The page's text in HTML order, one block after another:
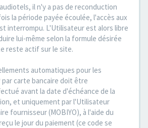
il n'y a pas de reconduction
la période payée écoulée, l'accès aux
interrompu. L'Utilisateur est alors libre
lui-même selon la formule désirée
reste actif sur le site.
automatiques pour les
par carte bancaire doit être
avant la date d'échéance de la
et uniquement par l'Utilisateur
fournisseur (MOBIYO), à l'aide du
le jour du paiement (ce code se